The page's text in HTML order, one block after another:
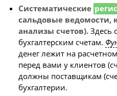
Систематические
сальдовые ведомости,
анализы счетов). Здесь
бухгалтерским счетам.
денег лежит на
перед вами у клиентов
должны поставщикам
бухгалтерии.